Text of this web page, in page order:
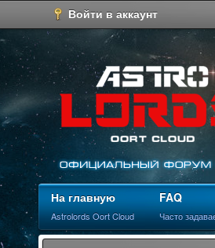
Войти в аккаунт
На главную
Astrolords Oort Cloud
FAQ
Часто